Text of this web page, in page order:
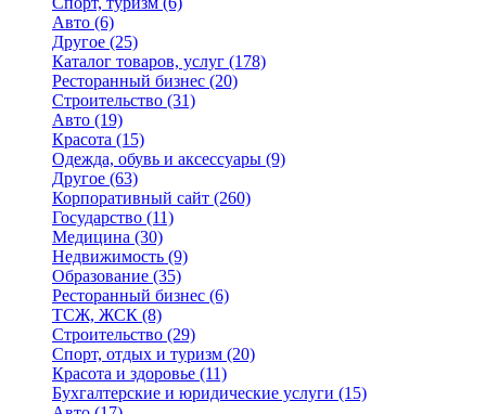
Авто (6)
Другое (25)
Каталог товаров, услуг (178)
Ресторанный бизнес (20)
Строительство (31)
Авто (19)
Красота (15)
Одежда, обувь и аксессуары (9)
Другое (63)
Корпоративный сайт (260)
Государство (11)
Медицина (30)
Недвижимость (9)
Образование (35)
Ресторанный бизнес (6)
ТСЖ, ЖСК (8)
Строительство (29)
Спорт, отдых и туризм (20)
Красота и здоровье (11)
Бухгалтерские и юридические услуги (15)